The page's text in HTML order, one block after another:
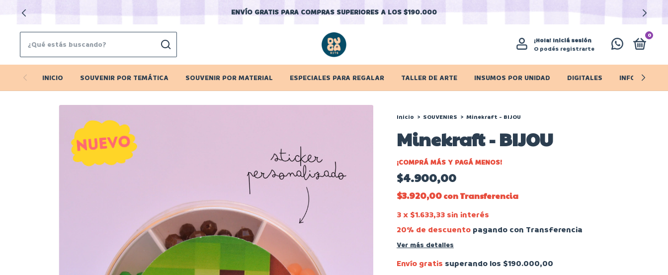
ENVÍO GRATIS PARA COMPRAS SUPERIORES A LOS $190.000
¡Hola! Iniciá sesión
O podés registrarte
0
INICIO SOUVENIR POR TEMÁTICA SOUVENIR POR MATERIAL ESPECIALES PARA REGALAR TALLER DE ARTE INSUMOS POR UNIDAD DIGITALES INFO
Inicio > SOUVENIRS > Minekraft - BIJOU
Minekraft - BIJOU
¡COMPRÁ MÁS Y PAGÁ MENOS!
$4.900,00
$3.920,00conTransferencia
3x $1.633,33 sin interés
20% de descuento pagando con Transferencia
Ver más detalles
Envío gratis superando los $190.000,00